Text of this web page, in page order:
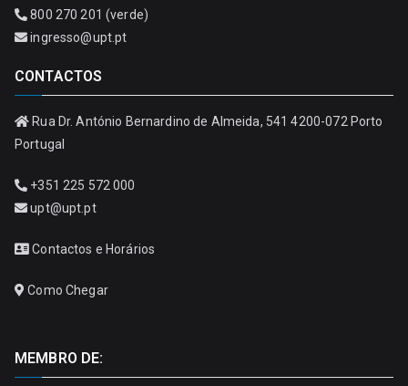
800 270 201 (verde)
ingresso@upt.pt
CONTACTOS
Rua Dr. António Bernardino de Almeida, 541 4200-072 Porto
Portugal
+351 225 572 000
upt@upt.pt
Contactos e Horários
Como Chegar
MEMBRO DE: